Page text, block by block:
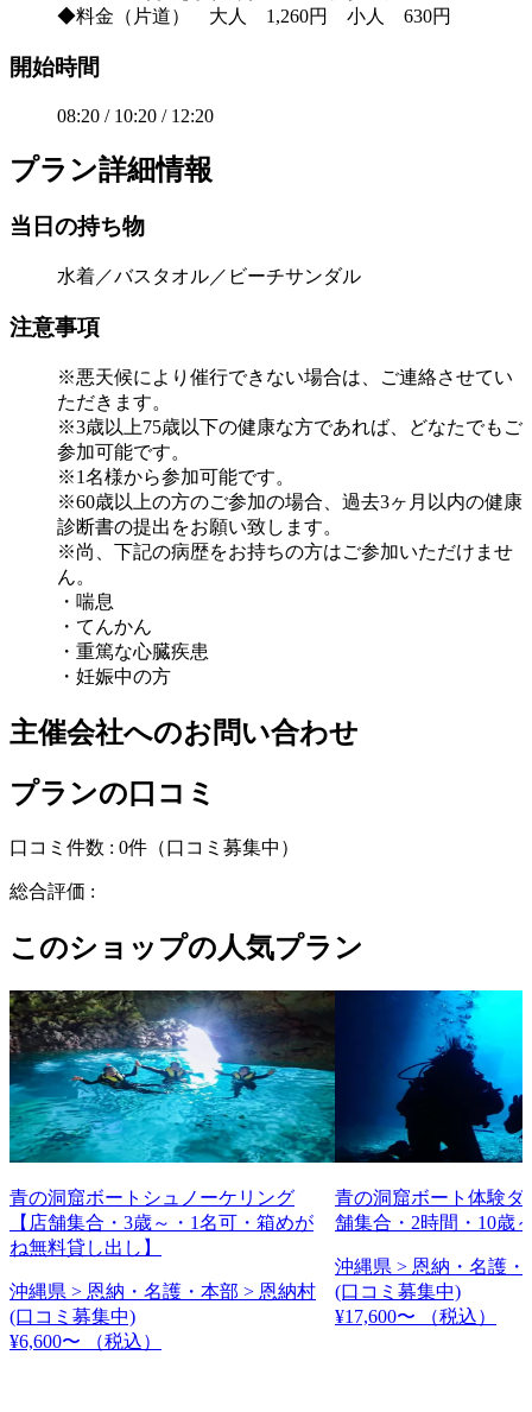
◆料金（片道） 大人 1,260円 小人 630円
開始時間
08:20 / 10:20 / 12:20
プラン詳細情報
当日の持ち物
水着／バスタオル／ビーチサンダル
注意事項
※悪天候により催行できない場合は、ご連絡させてい
ただきます。
※3歳以上75歳以下の健康な方であれば、どなたでもご
参加可能です。
※1名様から参加可能です。
※60歳以上の方のご参加の場合、過去3ヶ月以内の健康
診断書の提出をお願い致します。
※尚、下記の病歴をお持ちの方はご参加いただけませ
ん。
・喘息
・てんかん
・重篤な心臓疾患
・妊娠中の方
主催会社へのお問い合わせ
プランの口コミ
口コミ件数 : 0件 （口コミ募集中）
総合評価 :
このショップの人気プラン
青の洞窟ボートシュノーケリング
【店舗集合・3歳～・1名可・箱めが
ね無料貸し出し】
沖縄県 > 恩納・名護・本部 > 恩納村
(口コミ募集中)
¥6,600〜
（税込）
青の洞窟ボート体験ダ
舗集合・2時間・10歳
沖縄県 > 恩納・名護・
(口コミ募集中)
¥17,600〜
（税込）